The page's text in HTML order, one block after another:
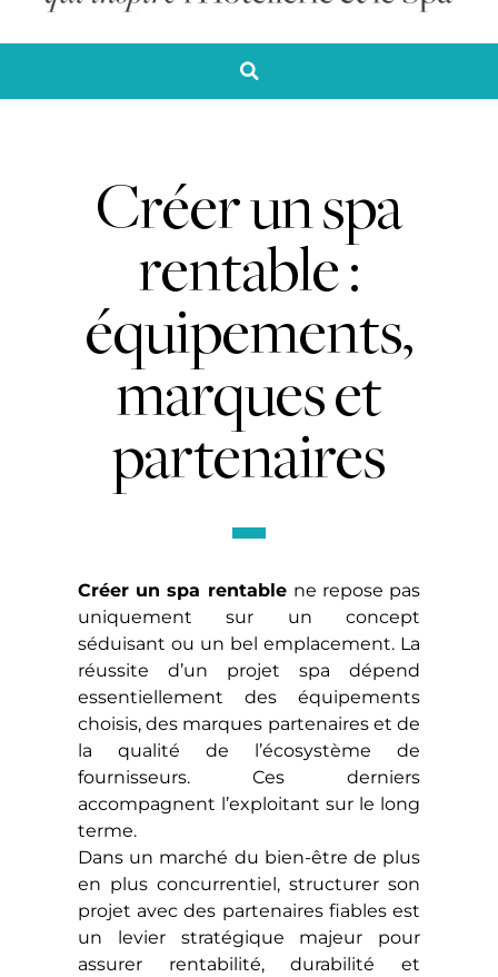
Créer un spa
rentable :
équipements,
marques et
partenaires
Créer un spa rentable ne repose pas
uniquement sur un concept
séduisant ou un bel emplacement. La
réussite d’un projet spa dépend
essentiellement des équipements
choisis, des marques partenaires et de
la qualité de l’écosystème de
fournisseurs. Ces derniers
accompagnent l’exploitant sur le long
terme.
Dans un marché du bien-être de plus
en plus concurrentiel, structurer son
projet avec des partenaires fiables est
un levier stratégique majeur pour
assurer rentabilité, durabilité et